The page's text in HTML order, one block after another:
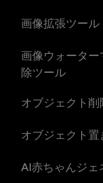
画像拡張ツール
画像ウォーター
除ツール
オブジェクト削
オブジェクト置
AI赤ちゃんジェ